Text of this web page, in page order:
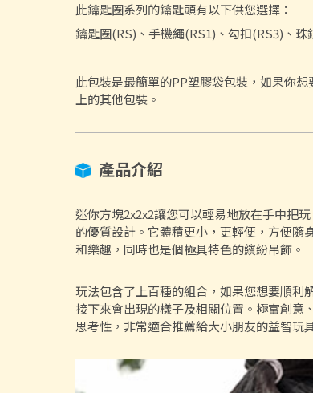
此鑰匙圈系列的鑰匙頭有以下供您選擇：
鑰匙圈(RS)、手機繩(RS1)、勾扣(RS3)、珠
此包裝是最簡單的PP塑膠袋包裝，如果你
上的其他包裝。
產品介紹
迷你方塊2x2x2讓您可以輕易地放在手中把
的優質設計。它體積更小，更輕便，方便隨
和樂趣，同時也是個極具特色的繽紛吊飾。
玩法包含了上百種的組合，如果您想要順利
接下來會出現的樣子及相關位置。極富創意
思考性，非常適合推薦給大小朋友的益智玩